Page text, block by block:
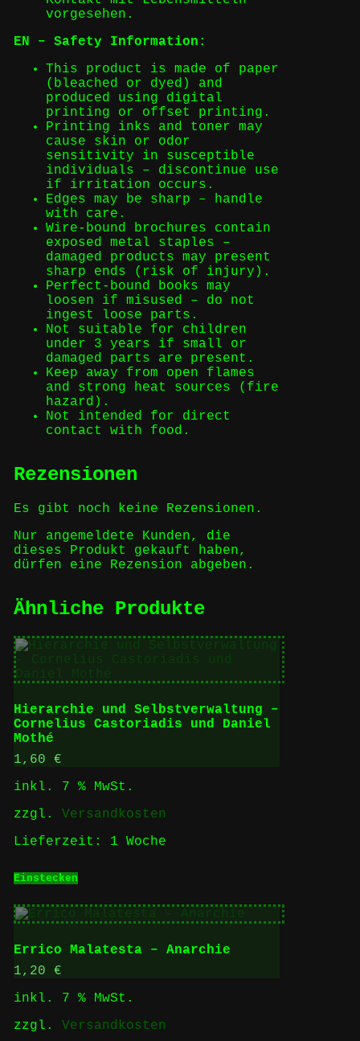
vorgesehen.
EN – Safety Information:
This product is made of paper
(bleached or dyed) and
produced using digital
printing or offset printing.
Printing inks and toner may
cause skin or odor
sensitivity in susceptible
individuals – discontinue use
if irritation occurs.
Edges may be sharp – handle
with care.
Wire-bound brochures contain
exposed metal staples –
damaged products may present
sharp ends (risk of injury).
Perfect-bound books may
loosen if misused – do not
ingest loose parts.
Not suitable for children
under 3 years if small or
damaged parts are present.
Keep away from open flames
and strong heat sources (fire
hazard).
Not intended for direct
contact with food.
Rezensionen
Es gibt noch keine Rezensionen.
Nur angemeldete Kunden, die
dieses Produkt gekauft haben,
dürfen eine Rezension abgeben.
Ähnliche Produkte
Hierarchie und Selbstverwaltung –
Cornelius Castoriadis und Daniel
Mothé
1,60 €
inkl. 7 % MwSt.
zzgl. Versandkosten
Lieferzeit: 1 Woche
Einstecken
Errico Malatesta – Anarchie
1,20 €
inkl. 7 % MwSt.
zzgl. Versandkosten